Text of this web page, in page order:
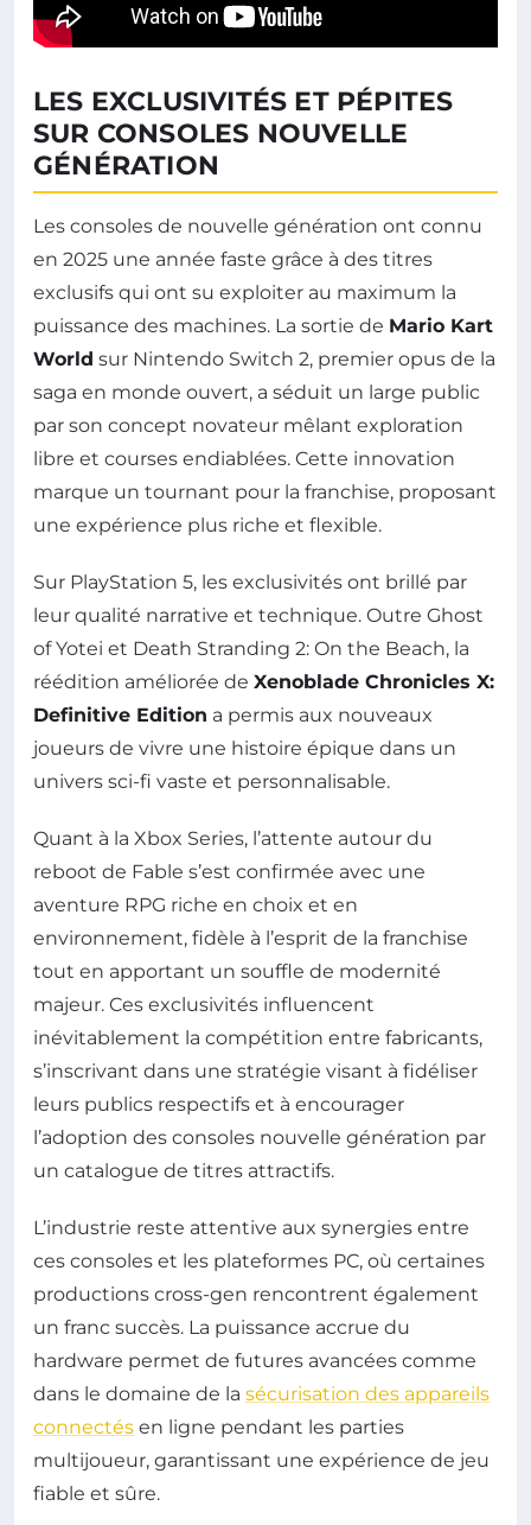
LES EXCLUSIVITÉS ET PÉPITES
SUR CONSOLES NOUVELLE
GÉNÉRATION
Les consoles de nouvelle génération ont connu
en 2025 une année faste grâce à des titres
exclusifs qui ont su exploiter au maximum la
puissance des machines. La sortie de Mario Kart
World sur Nintendo Switch 2, premier opus de la
saga en monde ouvert, a séduit un large public
par son concept novateur mêlant exploration
libre et courses endiablées. Cette innovation
marque un tournant pour la franchise, proposant
une expérience plus riche et flexible.
Sur PlayStation 5, les exclusivités ont brillé par
leur qualité narrative et technique. Outre Ghost
of Yotei et Death Stranding 2: On the Beach, la
réédition améliorée de Xenoblade Chronicles X:
Definitive Edition a permis aux nouveaux
joueurs de vivre une histoire épique dans un
univers sci-fi vaste et personnalisable.
Quant à la Xbox Series, l’attente autour du
reboot de Fable s’est confirmée avec une
aventure RPG riche en choix et en
environnement, fidèle à l’esprit de la franchise
tout en apportant un souffle de modernité
majeur. Ces exclusivités influencent
inévitablement la compétition entre fabricants,
s’inscrivant dans une stratégie visant à fidéliser
leurs publics respectifs et à encourager
l’adoption des consoles nouvelle génération par
un catalogue de titres attractifs.
L’industrie reste attentive aux synergies entre
ces consoles et les plateformes PC, où certaines
productions cross-gen rencontrent également
un franc succès. La puissance accrue du
hardware permet de futures avancées comme
dans le domaine de la sécurisation des appareils
connectés en ligne pendant les parties
multijoueur, garantissant une expérience de jeu
fiable et sûre.